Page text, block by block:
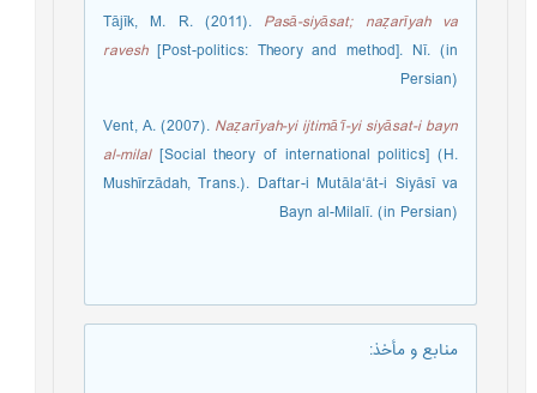
Tājīk, M. R. (2011).Pasā-siyāsat; naẓarīyah va
ravesh [Post-politics: Theory and method]. Nī. (in
Persian)
Vent, A. (2007).Naẓarīyah-yi ijtimā‘ī-yi siyāsat-i bayn
al-milal [Social theory of international politics] (H.
Mushīrzādah, Trans.). Daftar-i Mutāla‘āt-i Siyāsī va
Bayn al-Milalī. (in Persian)
منابع و مأخذ: